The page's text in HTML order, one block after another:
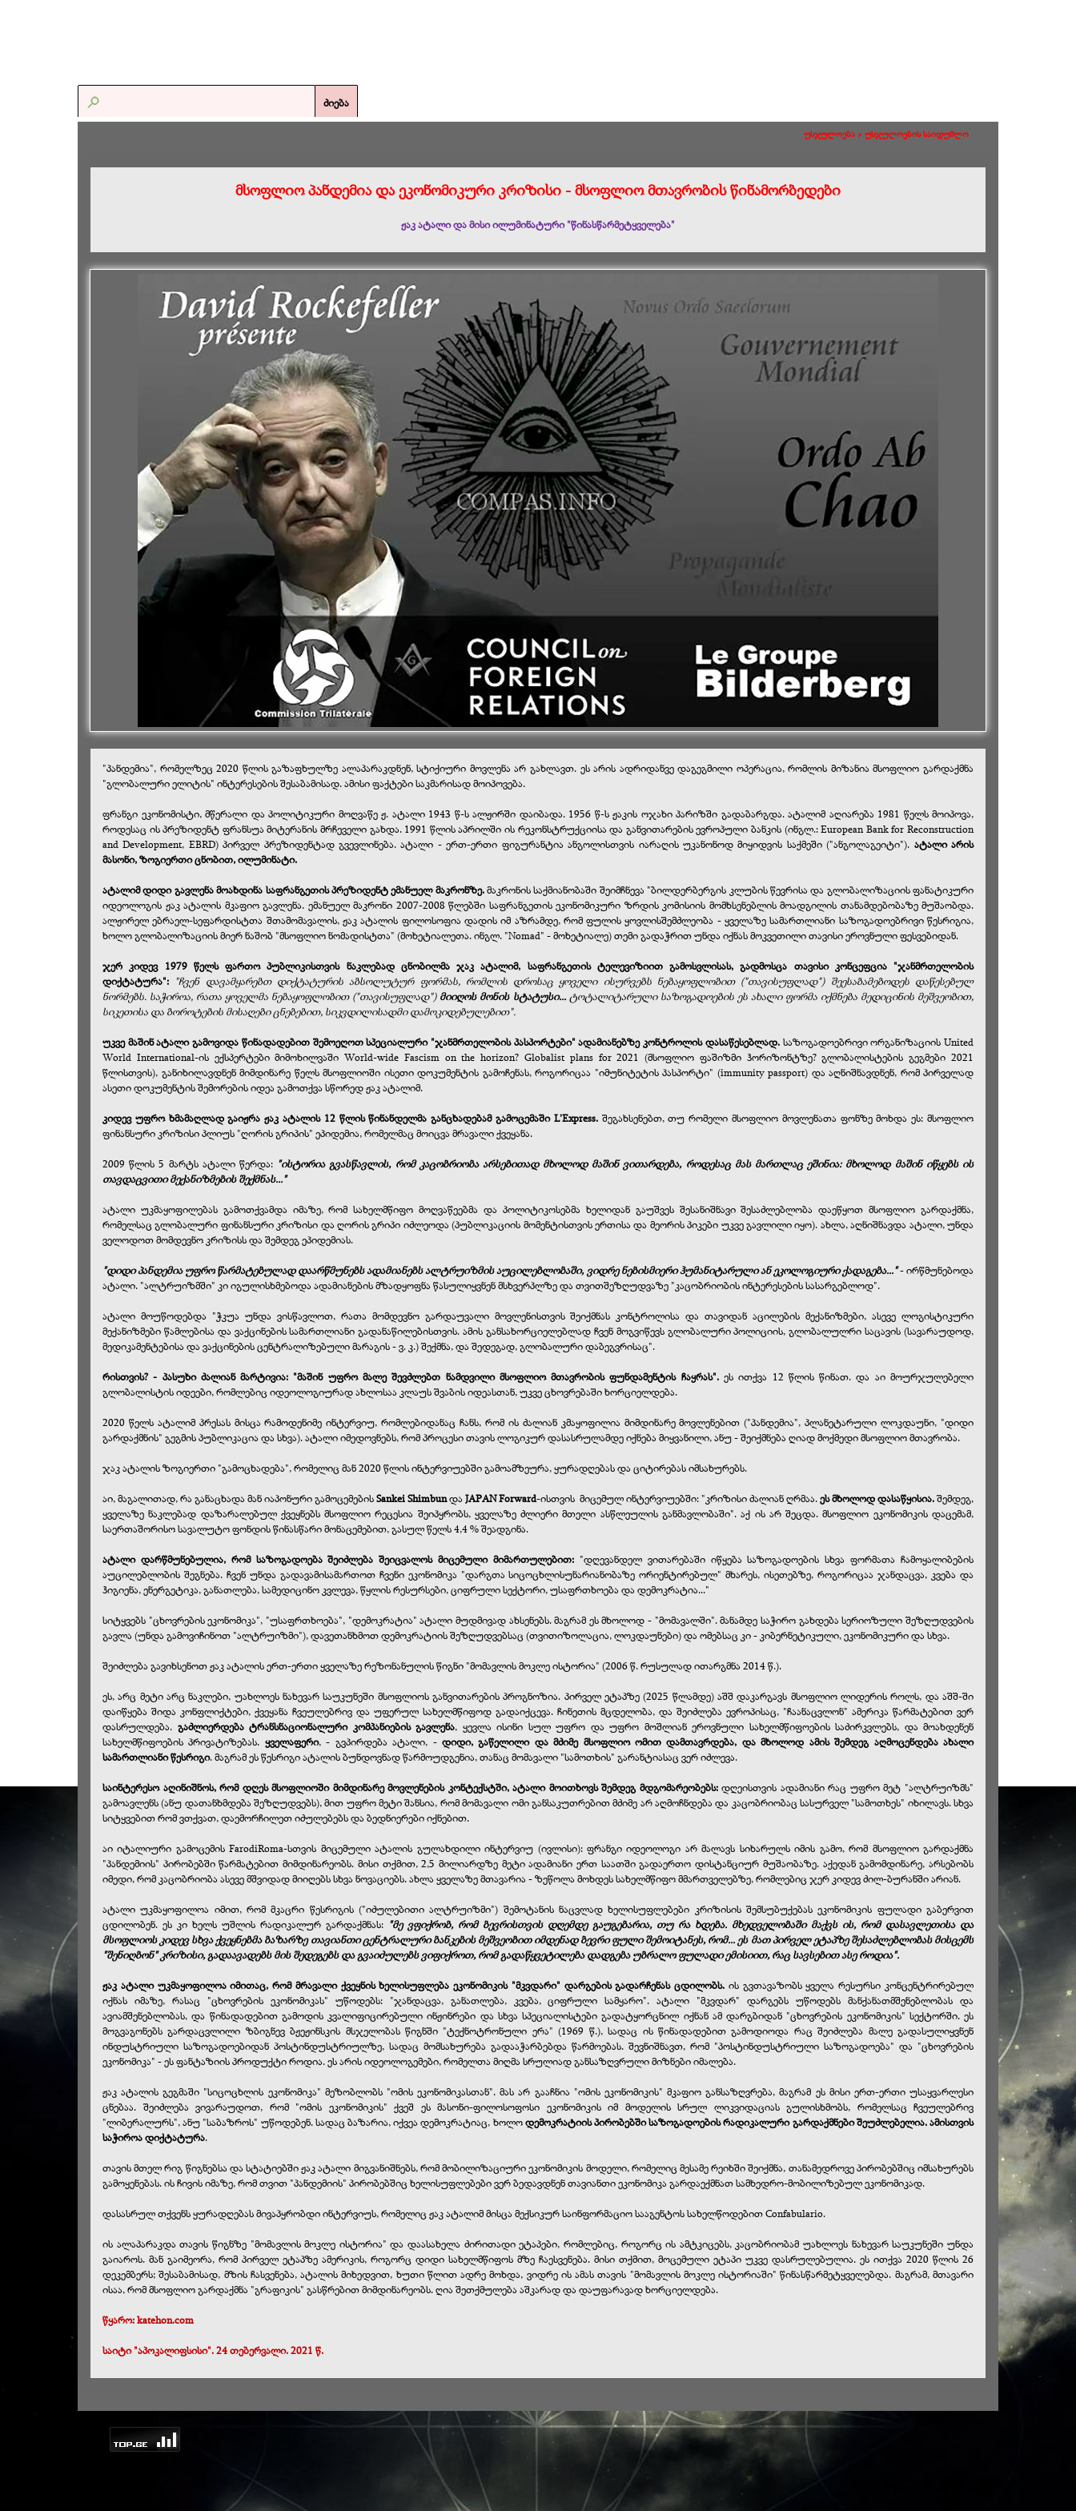
ძიება
უსჯულოება > უსჯულოების საიდუმლო
მსოფლიო პანდემია და ეკონომიკური კრიზისი - მსოფლიო მთავრობის წინამორბედები
ჟაკ ატალი და მისი ილუმინატური "წინასწარმეტყველება"
"პანდემია", რომელზეც 2020 წლის გაზაფხულზე ალაპარაკდნენ, სტიქიური მოვლენა არ გახლავთ. ეს არის ადრიდანვე დაგეგმილი ოპერაცია, რომლის მიზანია მსოფლიო გარდაქმნა
"გლობალური ელიტის" ინტერესების შესაბამისად. ამისი ფაქტები საკმარისად მოიპოვება.
ფრანგი ეკონომისტი, მწერალი და პოლიტიკური მოღვაწე ჟ. ატალი 1943 წ-ს ალჟირში დაიბადა. 1956 წ-ს ჟაკის ოჯახი პარიზში გადაბარგდა. ატალიმ აღიარება 1981 წელს მოიპოვა,
როდესაც ის პრეზიდენტ ფრანსუა მიტერანის მრჩეველი გახდა. 1991 წლის აპრილში ის რეკონსტრუქციისა და განვითარების ევროპული ბანკის (ინგლ.: European Bank for Reconstruction
and Development, EBRD) პირველ პრეზიდენტად გვევლინება. ატალი - ერთ-ერთი ფიგურანტია ანგოლისთვის იარაღის უკანონოდ მიყიდვის საქმეში ("ანგოლაგეიტი"). ატალი არის
მასონი, ზოგიერთი ცნობით, ილუმინატი.
ატალიმ დიდი გავლენა მოახდინა საფრანგეთის პრეზიდენტ ემანუელ მაკრონზე.მაკრონის საქმიანობაში შეიმჩნევა "ბილდერბერგის კლუბის წევრისა და გლობალიზაციის ფანატიკური
იდეოლოგის ჟაკ ატალის მკაფიო გავლენა. ემანუელ მაკრონი 2007-2008 წლებში საფრანგეთის ეკონომიკური ზრდის კომისიის მომხსენებლის მოადგილის თანამდებობაზე მუშაობდა.
ალჟირელ ებრაელ-სეფარდისტთა შთამომავალის, ჟაკ ატალის ფილოსოფია დადის იმ აზრამდე, რომ ფულის ყოვლისშემძლეობა - ყველაზე სამართლიანი საზოგადოებრივი წესრიგია,
ხოლო გლობალიზაციის მიერ ნაშობ "მსოფლიო ნომადისტთა" (მოხეტიალეთა. ინგლ. "Nomad" - მოხეტიალე) თემი გადაჭრით უნდა იქნას მოკვეთილი თავისი ეროვნული ფესვებიდან.
ჯერ კიდევ 1979 წელს ფართო პუბლიკისთვის ნაკლებად ცნობილმა ჯაკ ატალიმ, საფრანგეთის ტელევიზიით გამოსვლისას, გადმოსცა თავისი კონცეფცია "ჯანმრთელობის
დიქტატურა": "ჩვენ დავამყარებთ დიქტატურის აბსოლუტურ ფორმას, რომლის დროსაც ყოველი ისურვებს ნებაყოფლობით ("თავისუფლად") შეესაბამებოდეს დაწესებულ
ნორმებს. საჭიროა, რათა ყოველმა ნებაყოფლობით ("თავისუფლად") მიიღოს მონის სტატუსი... ტოტალიტარული საზოგადოების ეს ახალი ფორმა იქმნება მედიცინის მეშვეობით,
სიკეთისა და ბოროტების მისაღები ცნებებით, სიკვდილისადმი დამოკიდებულებით".
უკვე მაშინ ატალი გამოვიდა წინადადებით შემოეღოთ სპეციალური "ჯანმრთელობის პასპორტები" ადამიანებზე კონტროლის დასაწესებლად. საზოგადოებრივი ორგანიზაციისUnited
World International-ის ექსპერტები მიმოხილვაში World-wide Fascism on the horizon? Globalist plans for 2021 (მსოფლიო ფაშიზმი ჰორიზონტზე? გლობალისტების გეგმები 2021
წლისთვის), განიხილავდნენ მიმდინარე წელს მსოფლიოში ისეთი დოკუმენტის გამოჩენას, როგორიცაა "იმუნიტეტის პასპორტი" (immunity passport) და აღნიშნავდნენ, რომ პირველად
ასეთი დოკუმენტის შემორების იდეა გამოთქვა სწორედ ჟაკ ატალიმ.
კიდევ უფრო ხმამაღლად გაიჟრა ჟაკ ატალის 12 წლის წინანდელმა განცხადებამ გამოცემაში L’Express. შეგახსენებთ, თუ რომელი მსოფლიო მოვლენათა ფონზე მოხდა ეს: მსოფლიო
ფინანსური კრიზისი პლიუს "ღორის გრიპის" ეპიდემია, რომელმაც მოიცვა მრავალი ქვეყანა.
2009 წლის 5 მარტს ატალი წერდა: "ისტორია გვასწავლის, რომ კაცობრიობა არსებითად მხოლოდ მაშინ ვითარდება, როდესაც მას მართლაც ეშინია: მხოლოდ მაშინ იწყებს ის
თავდაცვითი მექანიზმების შექმნას..."
ატალი უკმაყოფილებას გამოთქვამდა იმაზე, რომ სახელმწიფო მოღვაწეებმა და პოლიტიკოსებმა ხელიდან გაუშვეს შესანიშნავი შესაძლებლობა დაეწყოთ მსოფლიო გარდაქმნა,
რომელსაც გლობალური ფინანსური კრიზისი და ღორის გრიპი იძლეოდა (პუბლიკაციის მომენტისთვის ერთისა და მეორის პიკები უკვე გავლილი იყო). ახლა, აღნიშნავდა ატალი, უნდა
ველოდოთ მომდევნო კრიზისს და შემდეგ ეპიდემიას.
"დიდი პანდემია უფრო წარმატებულად დაარწმუნებს ადამიანებს ალტრუიზმის აუცილებლობაში, ვიდრე ნებისმიერი ჰუმანიტარული ან ეკოლოგიური ქადაგება..."- ირწმუნებოდა
ატალი. "ალტრუიზმში" კი იგულისხმებოდა ადამიანების მზადყოფნა წასულიყვნენ მსხვერპლზე და თვითშეზღუდვაზე "კაცობრიობის ინტერესების სასარგებლოდ".
ატალი მოუწოდებდა "ჭკუა უნდა ვისწავლოთ, რათა მომდევნო გარდაუვალი მოვლენისთვის შეიქმნას კონტროლისა და თავიდან აცილების მექანიზმები, ასევე ლოგისტიკური
მექანიზმები წამლებისა და ვაქცინების სამართლიანი გადანაწილებისთვის. ამის განსახორციელებლად ჩვენ მოგვიწევს გლობალური პოლიციის, გლობალულრი საცავის (სავარაუდოდ,
მედიკამენტებისა და ვაქცინების ცენტრალიზებული მარაგის - ვ. კ.) შექმნა, და შედეგად, გლობალური დაბეგვრისაც".
რისთვის? - პასუხი ძალიან მარტივია: "მაშინ უფრო მალე შევძლებთ ნამდვილი მსოფლიო მთავრობის ფუნდამენტის ჩაყრას". ეს ითქვა 12 წლის წინათ. და აი მოურჯულებელი
გლობალისტის იდეები, რომლებიც იდეოლოგიურად ახლოსაა კლაუს შვაბის იდეასთან, უკვე ცხოვრებაში ხორციელდება.
2020 წელს ატალიმ პრესას მისცა რამოდენიმე ინტერვიუ, რომლებიდანაც ჩანს, რომ ის ძალიან კმაყოფილია მიმდინარე მოვლენებით ("პანდემია", პლანეტარული ლოკდაუნი, "დიდი
გარდაქმნის" გეგმის პუბლიკაცია და სხვა). ატალი იმედოვნებს, რომ პროცესი თავის ლოგიკურ დასასრულამდე იქნება მიყვანილი, ანუ - შეიქმნება ღიად მოქმედი მსოფლიო მთავრობა.
ჯაკ ატალის ზოგიერთი "გამოცხადება", რომელიც მან 2020 წლის ინტერვიუებში გამოამზეურა, ყურადღებას და ციტირებას იმსახურებს.
აი, მაგალითად, რა განაცხადა მან იაპონური გამოცემებისSankei Shimbunდა JAPAN Forward-ისთვის მიცემულ ინტერვიუებში: "კრიზისი ძალიან ღრმაა.ეს მხოლოდ დასაწყისია.შემდეგ,
ყველაზე ნაკლებად დაზარალებულ ქვეყნებს მსოფლიო რეცესია შეიპყრობს, ყველაზე ძლიერი მთელი ასწლეულის განმავლობაში". აქ ის არ შეცდა. მსოფლიო ეკონომიკის დაცემამ,
საერთაშორისო სავალუტო ფონდის წინასწარი მონაცემებით, გასულ წელს 4,4 % შეადგინა.
ატალი დარწმუნებულია, რომ საზოგადოება შეიძლება შეიცვალოს მიცემული მიმართულებით: "დღევანდელ ვითარებაში იწყება საზოგადოების სხვა ფორმათა ჩამოყალიბების
აუცილებლობის შეგნება. ჩვენ უნდა გადავამისამართოთ ჩვენი ეკონომიკა "დარგთა სიცოცხლისუნარიანობაზე ორიენტირებულ" მხარეს, ისეთებზე, როგორიცაა ჯანდაცვა, კვება და
ჰიგიენა, ენერგეტიკა, განათლება, სამედიცინო კვლევა, წყლის რესურსები, ციფრული სექტორი, უსაფრთხოება და დემოკრატია..."
სიტყვებს "ცხოვრების ეკონომიკა", "უსაფრთხოება", "დემოკრატია" ატალი მუდმივად ახსენებს. მაგრამ ეს მხოლოდ - "მომავალში". მანამდე საჭირო გახდება სერიოზული შეზღუდვების
გავლა (უნდა გამოვიჩინოთ "ალტრუიზმი"), დავეთანხმოთ დემოკრატიის შეზღუდვებსაც (თვითიზოლაცია, ლოკდაუნები) და ომებსაც კი - კიბერნეტიკული, ეკონომიკური და სხვა.
შეიძლება გავიხსენოთ ჟაკ ატალის ერთ-ერთი ყველაზე რეზონანულის წიგნი "მომავლის მოკლე ისტორია" (2006 წ. რუსულად ითარგმნა 2014 წ.).
ეს, არც მეტი არც ნაკლები, უახლოეს ნახევარ საუკუნეში მსოფლიოს განვითარების პროგნოზია. პირველ ეტაპზე (2025 წლამდე) აშშ დაკარგავს მსოფლიო ლიდერის როლს, და აშშ-ში
დაიწყება შიდა კონფლიქტები, ქვეყანა ჩვეულებრივ და უფერულ სახელმწიფოდ გადაიქცევა. ჩინეთის მცდელობა, და შეიძლება ევროპისაც, "ჩაანაცვლონ" ამერიკა წარმატებით ვერ
დასრულდება. გაძლიერდება ტრანსნაციონალური კომპანიების გავლენა, ყევლა ისინი სულ უფრო და უფრო მოშლიან ეროვნული სახელმწიფოების საძირკვლებს, და მოახდენენ
სახელმწიფოების პრივატიზებას. ყველაფერი, - გვპირდება ატალი, - დიდი, გაწელილი და მძიმე მსოფლიო ომით დამთავრდება, და მხოლოდ ამის შემდეგ აღმოცენდება ახალი
სამართლიანი წესრიგი. მაგრამ ეს წესრიგი ატალის ბუნდოვნად წარმოუდგენია, თანაც მომავალი "სამოთხის" გარანტიასაც ვერ იძლევა.
საინტერესო აღინიშნოს, რომ დღეს მსოფლიოში მიმდინარე მოვლენების კონტექსტში, ატალი მოითხოვს შემდეგ მდგომარეობებს:დღეისთვის ადამიანი რაც უფრო მეტ "ალტრუიზმს"
გამოავლენს (ანუ დათანხმდება შეზღუდვებს), მით უფრო მეტი შანსია, რომ მომავალი ომი განსაკუთრებით მძიმე არ აღმოჩნდება და კაცობრიობაც სასურველ "სამოთხეს" იხილავს. სხვა
სიტყვებით რომ ვთქვათ, დაემორჩილეთ იძულებებს და ბედნიერები იქნებით.
აი იტალიური გამოცემის FarodiRoma-სთვის მიცემული ატალის გულახდილი ინტერვიუ (ივლისი): ფრანგი იდეოლოგი არ მალავს სიხარულს იმის გამო, რომ მსოფლიო გარდაქმნა
"პანდემიის" პირობებში წარმატებით მიმდინარეობს. მისი თქმით, 2,5 მილიარდზე მეტი ადამიანი ერთ საათში გადაერთო დისტანციურ მუშაობაზე. აქედან გამომდინარე, არსებობს
იმედი, რომ კაცობრიობა ასევე მშვიდად მიიღებს სხვა ნოვაციებს. ახლა ყველაზე მთავარია - ზეწოლა მოხდეს სახელმწიფო მმართველებზე, რომლებიც ჯერ კიდევ ძილ-ბურანში არიან.
ატალი უკმაყოფილოა იმით, რომ მკაცრი წესრიგის ("იძულებითი ალტრუიზმი") შემოტანის ნაცვლად ხელისუფლებები კრიზისის შემსუბუქებას ეკონომიკის ფულადი გაბერვით
ცდილობენ. ეს კი ხელს უშლის რადიკალურ გარდაქმნას: "მე ვფიქრობ, რომ ბევრისთვის დღემდე გაუგებარია, თუ რა ხდება. მხედველობაში მაქვს ის, რომ დასავლეთისა და
მსოფლიოს კიდევ სხვა ქვეყნებმა ბაზარზე თავიანთი ცენტრალური ბანკების მეშვეობით იმდენად ბევრი ფული შემოიტანეს, რომ... ეს მათ პირველ ეტაპზე შესაძლებლობას მისცემს
"შენიღბონ" კრიზისი, გადაავადებს მის შედეგებს და გვაიძულებს ვიფიქროთ, რომ გადაწყვეტილება დადგება უბრალო ფულადი ემისიით, რაც სავსებით ასე როდია".
ჟაკ ატალი უკმაყოფილოა იმითაც, რომ მრავალი ქვეყნის ხელისუფლება ეკონომიკის "მკვდარი" დარგების გადარჩენას ცდილობს. ის გვთავაზობს ყველა რესურსი კონცენტრირებულ
იქნას იმაზე, რასაც "ცხოვრების ეკონომიკას" უწოდებს: "ჯანდაცვა, განათლება, კვება, ციფრული სამყარო". ატალი "მკვდარ" დარგებს უწოდებს მანქანათმშენებლობას და
ავიამშენებლობას, და წინადადებით გამოდის კვალიფიცირებული ინჟინრები და სხვა სპეციალისტები გადატყორცნილ იქნან ამ დარგბიდან "ცხოვრების ეკონომიკის" სექტორში. ეს
მოგვაგონებს გარდაცვლილი ზბიგნევ ბჟეჟინსკის მსჯელობას წიგნში "ტექნოტრონული ერა" (1969 წ.), სადაც ის წინადადებით გამოდიოდა რაც შეიძლება მალე გადასულიყვნენ
ინდუსტრიული საზოგადოებიდან პოსტინდუსტრიულზე, სადაც მომსახურება გადააჭარბებდა წარმოებას. შევნიშნავთ, რომ "პოსტინდუსტრიული საზოგადოება" და "ცხოვრების
ეკონომიკა" - ეს ფანტაზიის პროდუქტი როდია. ეს არის იდეოლოგემები, რომელთა მიღმა სრულიად განსაზღვრული მიზნები იმალება.
ჟაკ ატალის გეგმაში "სიცოცხლის ეკონომიკა" მეზობლობს "ომის ეკონომიკასთან". მას არ გააჩნია "ომის ეკონომიკის" მკაფიო განსაზღვრება, მაგრამ ეს მისი ერთ-ერთი უსაყვარლესი
ცნებაა. შეიძლება ვივარაუდოთ, რომ "ომის ეკონომიკის" ქვეშ ეს მასონი-ფილოსოფოსი ეკონომიკის იმ მოდელის სრულ ლიკვიდაციას გულისხმობს, რომელსაც ჩვეულებრივ
"ლიბერალურს", ანუ "საბაზროს" უწოდებენ. სადაც ბაზარია, იქვეა დემოკრატიაც, ხოლოდემოკრატიის პირობებში საზოგადოების რადიკალური გარდაქმნები შეუძლებელია. ამისთვის
საჭიროა დიქტატურა.
თავის მთელ რიგ წიგნებსა და სტატიებში ჟაკ ატალი მიგვანიშნებს, რომ მობილიზაციური ეკონომიკის მოდელი, რომელიც მესამე რეიხში შეიქმნა, თანამედროვე პირობებშიც იმსახურებს
გამოყენებას. ის ჩივის იმაზე, რომ თვით "პანდემიის" პირობებშიც ხელისუფლებები ვერ ბედავდნენ თავიანთი ეკონომიკა გარდაექმნათ სამხედრო-მობილიზებულ ეკონომიკად.
დასასრულ თქვენს ყურადღებას მივაპყრობდი ინტერვიუს, რომელიც ჟაკ ატალიმ მისცა მექსიკურ საინფორმაციო სააგენტოს სახელწოდებით Confabulario.
ის ალაპარაკდა თავის წიგნზე "მომავლის მოკლე ისტორია" და დაასახელა ძირითადი ეტაპები, რომლებიც, როგორც ის ამტკიცებს, კაცობრიობამ უახლოეს ნახევარ საუკუნეში უნდა
გაიაროს. მან გაიმეორა, რომ პირველ ეტაპზე ამერიკის, როგორც დიდი სახელმწიფოს მზე ჩაესვენება. მისი თქმით, მოცემული ეტაპი უკვე დასრულებულია. ეს ითქვა 2020 წლის 26
დეკემბერს; შესაბამისად, მზის ჩასვენება, ატალის მიხედვით, ხუთი წლით ადრე მოხდა, ვიდრე ის ამას თავის "მომავლის მოკლე ისტორიაში" წინასწარმეტყველებდა. მაგრამ, მთავარი
ისაა, რომ მსოფლიო გარდაქმნა "გრაფიკის" გასწრებით მიმდინარეობს. ღია შეთქმულება აშკარად და დაუფარავად ხორციელდება.
წყარო: katehon.com
საიტი "აპოკალიფსისი". 24 თებერვალი. 2021 წ.